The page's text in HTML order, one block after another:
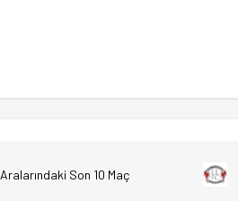
Aralarındaki Son 10 Maç